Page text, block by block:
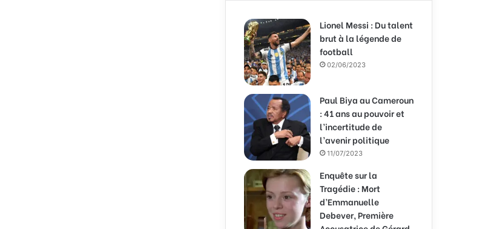
Lionel Messi : Du talent
brut à la légende de
football
02/06/2023
Paul Biya au Cameroun
: 41 ans au pouvoir et
l’incertitude de
l’avenir politique
11/07/2023
Enquête sur la
Tragédie : Mort
d’Emmanuelle
Debever, Première